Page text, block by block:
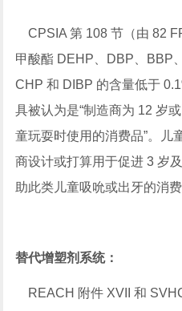
CPSIA 第 108 节（由 82
甲酸酯 DEHP、DBP、BBP
CHP 和 DIBP 的含量低于
具被认为是“制造商为 12 岁
童玩耍时使用的消费品”。儿
商设计或打算用于促进 3 岁
助此类儿童吸吮或出牙的消费
替代增塑剂系统：
REACH 附件 XVII 和